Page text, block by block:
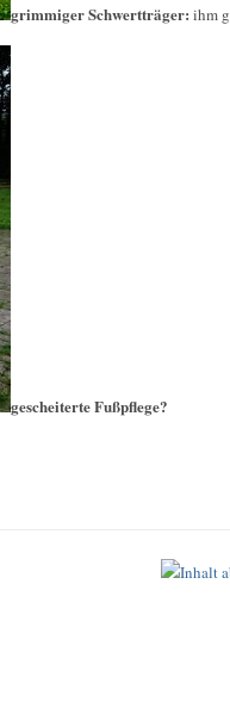
grimmiger Schwertträger: ihm
gescheiterte Fußpflege?